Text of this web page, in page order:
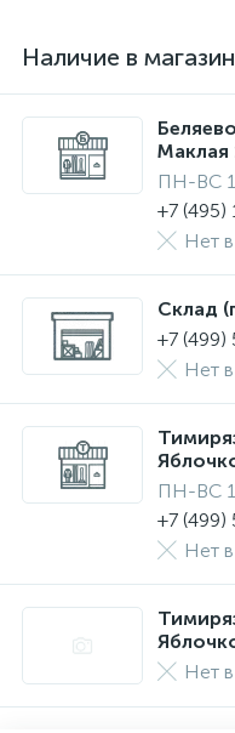
Наличие в
Маклая
ПН-ВС
+7 (495)
Нет
Склад
+7 (499)
Нет
ПН-ВС
+7 (499)
Нет
Нет